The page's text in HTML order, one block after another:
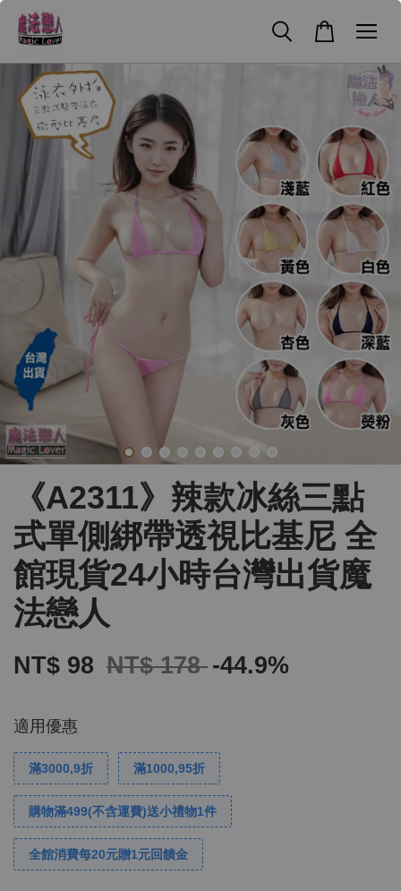
《A2311》辣款冰絲三點
式單側綁帶透視比基尼 全
館現貨24小時台灣出貨魔
法戀人
NT$ 98 NT$ 178 -44.9%
適用優惠
滿3000,9折 滿1000,95折
購物滿499(不含運費)送小禮物1件
全館消費每20元贈1元回饋金